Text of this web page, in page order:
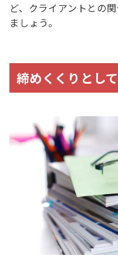
ど、クライアントとの
ましょう。
締めくくりとして